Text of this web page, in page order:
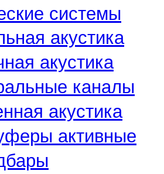
системы
акустика
акустика
каналы
акустика
активные